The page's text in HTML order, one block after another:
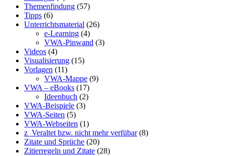
Themenfindung (57)
Tipps (6)
Unterrichtsmaterial (26)
e-Learning (4)
VWA-Pinwand (3)
Videos (4)
Visualisierung (15)
Vorlagen (11)
VWA-Mappe (9)
VWA – eBooks (17)
Ideenbuch (2)
VWA-Beispiele (3)
VWA-Seiten (5)
VWA-Webseiten (1)
z_Veraltet bzw. nicht mehr verfübar(8)
Zitate und Sprüche (20)
Zitierregeln und Zitate (28)